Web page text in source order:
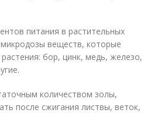
питания в растительных
веществ, которые
бор, цинк, медь, железо,
количеством золы,
после сжигания листвы, веток,